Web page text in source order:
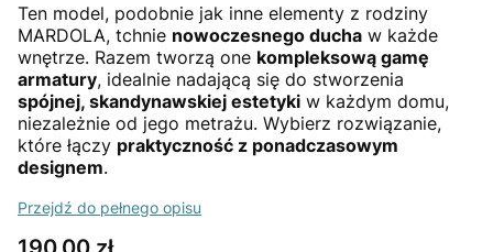
Ten model, podobnie jak inne elementy z rodziny
MARDOLA, tchnie nowoczesnego ducha w każde
wnętrze. Razem tworzą one kompleksową gamę
armatury, idealnie nadającą się do stworzenia
spójnej, skandynawskiej estetyki w każdym domu,
niezależnie od jego metrażu. Wybierz rozwiązanie,
które łączy praktyczność z ponadczasowym
designem.
Przejdź do pełnego opisu
Cena